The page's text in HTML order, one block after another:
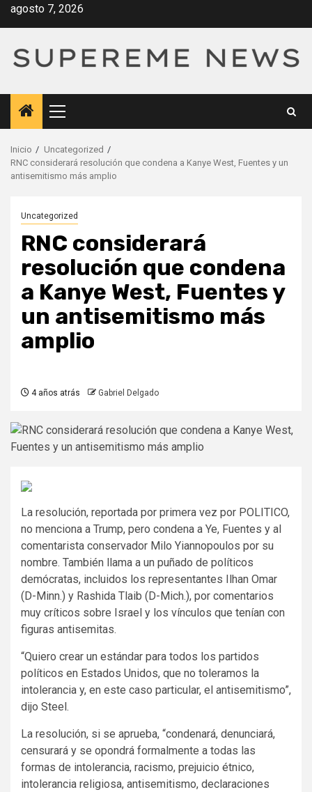
Saltar
agosto 7, 2026
Menú
principal
Inicio
Uncategorized
RNC considerará resolución que condena a Kanye West, Fuentes y un
antisemitismo más amplio
Uncategorized
RNC considerará
resolución que condena
a Kanye West, Fuentes y
un antisemitismo más
amplio
4 años atrás Gabriel Delgado
La resolución, reportada por primera vez por POLITICO,
no menciona a Trump, pero condena a Ye, Fuentes y al
comentarista conservador Milo Yiannopoulos por su
nombre. También llama a un puñado de políticos
demócratas, incluidos los representantes Ilhan Omar
(D-Minn.) y Rashida Tlaib (D-Mich.), por comentarios
muy críticos sobre Israel y los vínculos que tenían con
figuras antisemitas.
“Quiero crear un estándar para todos los partidos
políticos en Estados Unidos, que no toleramos la
intolerancia y, en este caso particular, el antisemitismo”,
dijo Steel.
La resolución, si se aprueba, “condenará, denunciará,
censurará y se opondrá formalmente a todas las
formas de intolerancia, racismo, prejuicio étnico,
intolerancia religiosa, antisemitismo, declaraciones